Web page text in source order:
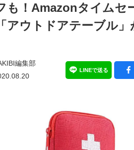
も！Amazonタイムセ
アウトドアテーブル
編集部
LINEで送る